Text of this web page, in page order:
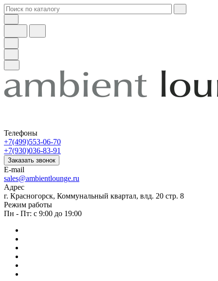
Телефоны
+7(499)553-06-70
+7(930)036-83-91
Заказать звонок
E-mail
sales@ambientlounge.ru
Адрес
г. Красногорск, Коммунальный квартал, влд. 20 стр. 8
Режим работы
Пн - Пт: с 9:00 до 19:00